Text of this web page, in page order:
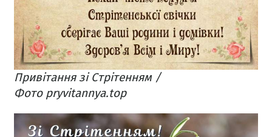
Привітання зі Стрітенням /
Фото pryvitannya.top